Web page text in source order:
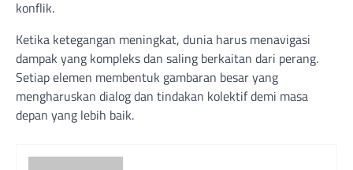
konflik.
Ketika ketegangan meningkat, dunia harus menavigasi
dampak yang kompleks dan saling berkaitan dari perang.
Setiap elemen membentuk gambaran besar yang
mengharuskan dialog dan tindakan kolektif demi masa
depan yang lebih baik.